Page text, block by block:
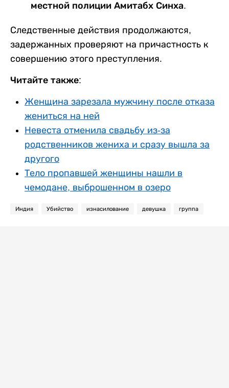
местной полиции Амитабх Синха.
Следственные действия продолжаются,
задержанных проверяют на причастность к
совершению этого преступления.
Читайте также:
Женщина зарезала мужчину после отказа
жениться на ней
Невеста отменила свадьбу из-за
родственников жениха и сразу вышла за
другого
Тело пропавшей женщины нашли в
чемодане, выброшенном в озеро
Индия Убийство изнасилование девушка группа